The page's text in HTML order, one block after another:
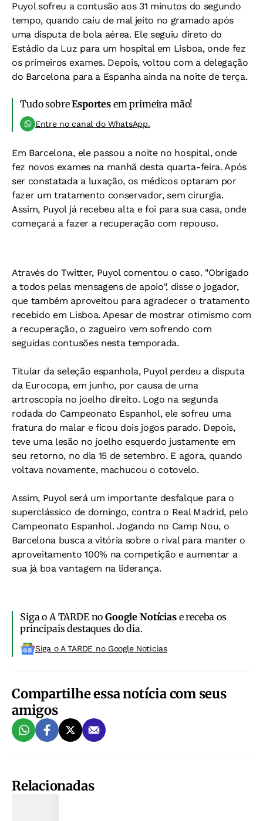
Puyol sofreu a contusão aos 31 minutos do segundo
tempo, quando caiu de mal jeito no gramado após
uma disputa de bola aérea. Ele seguiu direto do
Estádio da Luz para um hospital em Lisboa, onde fez
os primeiros exames. Depois, voltou com a delegação
do Barcelona para a Espanha ainda na noite de terça.
Tudo sobreEsportesem primeira mão!
Entre no canal do WhatsApp.
Em Barcelona, ele passou a noite no hospital, onde
fez novos exames na manhã desta quarta-feira. Após
ser constatada a luxação, os médicos optaram por
fazer um tratamento conservador, sem cirurgia.
Assim, Puyol já recebeu alta e foi para sua casa, onde
começará a fazer a recuperação com repouso.
Através do Twitter, Puyol comentou o caso. "Obrigado
a todos pelas mensagens de apoio", disse o jogador,
que também aproveitou para agradecer o tratamento
recebido em Lisboa. Apesar de mostrar otimismo com
a recuperação, o zagueiro vem sofrendo com
seguidas contusões nesta temporada.
Titular da seleção espanhola, Puyol perdeu a disputa
da Eurocopa, em junho, por causa de uma
artroscopia no joelho direito. Logo na segunda
rodada do Campeonato Espanhol, ele sofreu uma
fratura do malar e ficou dois jogos parado. Depois,
teve uma lesão no joelho esquerdo justamente em
seu retorno, no dia 15 de setembro. E agora, quando
voltava novamente, machucou o cotovelo.
Assim, Puyol será um importante desfalque para o
superclássico de domingo, contra o Real Madrid, pelo
Campeonato Espanhol. Jogando no Camp Nou, o
Barcelona busca a vitória sobre o rival para manter o
aproveitamento 100% na competição e aumentar a
sua já boa vantagem na liderança.
Siga o A TARDE noGoogle Notíciase receba os
principais destaques do dia.
Siga o A TARDE no Google Noticias
Compartilhe essa notícia com seus
amigos
Relacionadas